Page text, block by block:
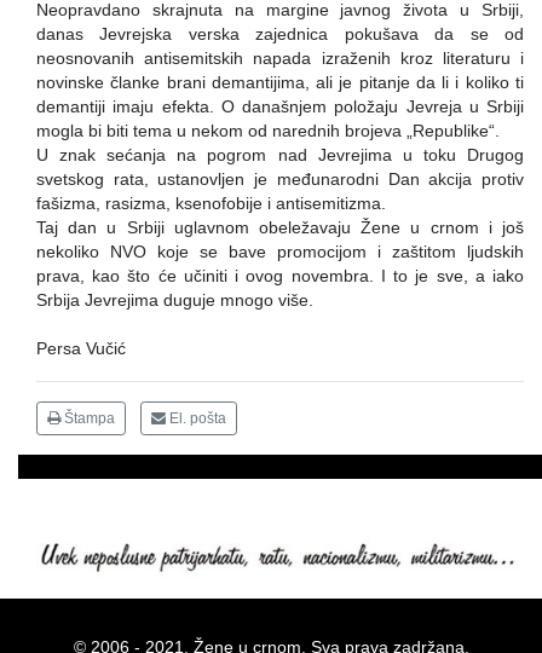
Neopravdano skrajnuta na margine javnog života u Srbiji,
danas Jevrejska verska zajednica pokušava da se od
neosnovanih antisemitskih napada izraženih kroz literaturu i
novinske članke brani demantijima, ali je pitanje da li i koliko ti
demantiji imaju efekta. O današnjem položaju Jevreja u Srbiji
mogla bi biti tema u nekom od narednih brojeva „Republike“.
U znak sećanja na pogrom nad Jevrejima u toku Drugog
svetskog rata, ustanovljen je međunarodni Dan akcija protiv
fašizma, rasizma, ksenofobije i antisemitizma.
Taj dan u Srbiji uglavnom obeležavaju Žene u crnom i još
nekoliko NVO koje se bave promocijom i zaštitom ljudskih
prava, kao što će učiniti i ovog novembra. I to je sve, a iako
Srbija Jevrejima duguje mnogo više.
Persa Vučić
Štampa El. pošta
© 2006 - 2021. Žene u crnom. Sva prava zadržana.